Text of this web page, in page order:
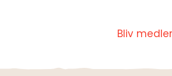
Bliv